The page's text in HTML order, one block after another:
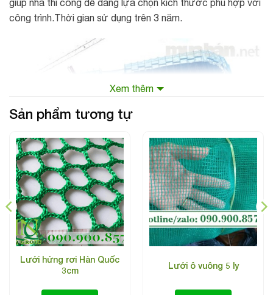
giúp nhà thi công dễ dàng lựa chọn kích thước phù hợp với
công trình.Thời gian sử dụng trên 3 năm.
Lưới bao che công trình màu blue
Quy cách củalưới bao che màu Blue
Xem thêm
Sản phẩm tương tự
Lưới hứng rơi Hàn Quốc
3cm
Lưới ô vuông 5 ly